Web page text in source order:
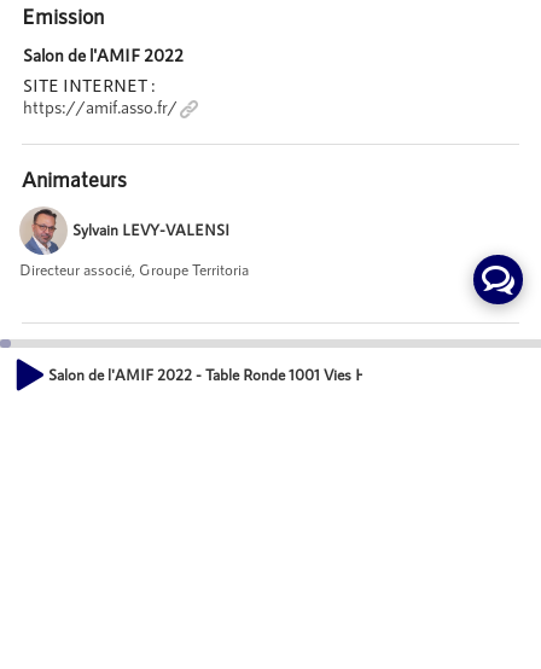
Emission
Salon de l'AMIF 2022
SITE INTERNET :
https://amif.asso.fr/
Animateurs
Sylvain LEVY-VALENSI
Directeur associé, Groupe Territoria
Invités
Salon de l'AMIF 2022 - Table Ronde 1001 Vies Habitat